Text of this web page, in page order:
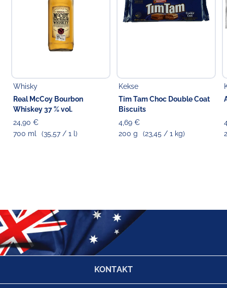
Whisky
Real McCoy Bourbon
Whiskey 37 % vol.
24,90 €
700 ml
(35,57 / 1 l)
Kekse
Tim Tam Choc Double Coat
Biscuits
4,69 €
200 g
(23,45 / 1 kg)
KONTAKT